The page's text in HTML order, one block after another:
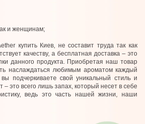
и женщинам;
купить Киев, не составит труда так как
качеству, а бесплатная доставка – это
данного продукта. Приобретая наш товар
наслаждаться любимым ароматом каждый
подчеркиваете свой уникальный стиль и
– это всего лишь запах, который несет в себе
ведь это часть нашей жизни, наши